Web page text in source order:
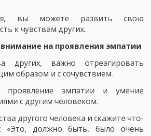
вы можете развить свою
к чувствам других.
на проявления эмпатии
других, важно отреагировать
образом и с сочувствием.
проявление эмпатии и умение
с другим человеком.
другого человека и скажите что-
«Это, должно быть, было очень